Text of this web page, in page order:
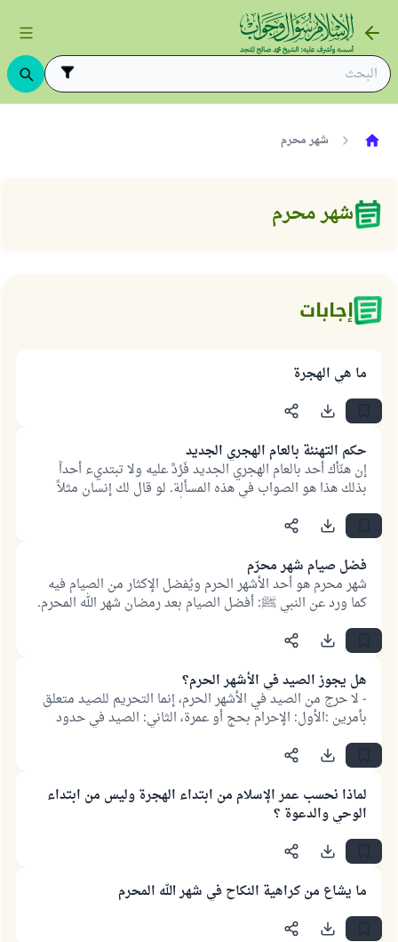
شهر محرم
شهر محرم
إجابات
ما هي الهجرة
حكم التهنئة بالعام الهجري الجديد
إن هنّأك أحد بالعام الهجري الجديد فَرُدَّ عليه ولا تبتديء أحداً
بذلك هذا هو الصواب في هذه المسألة. لو قال لك إنسان مثلاً
نهنئك بهذا العام الجديد قل: هنئك الله بخير وجعله عام خير
وبركة، لكن لا تبتدئ الناس أنت.
فضل صيام شهر محرّم
شهر محرم هو أحد الأشهر الحرم ويُفضل الإكثار من الصيام فيه
كما ورد عن النبي ﷺ: أفضل الصيام بعد رمضان شهر الله المحرم.
ويُحمل الحديث على الإكثار من الصيام في شهر محرم لا صومه
هل يجوز الصيد في الأشهر الحرم؟
- لا حرج من الصيد في الأشهر الحرم، إنما التحريم للصيد متعلق
بأمرين :الأول: الإحرام بحج أو عمرة، الثاني: الصيد في حدود
الحرم، والمقصود به مكة والمدينة.
- الأشهر الحرم هي رجب وذو القعدة وذو الحجة والمحرم.
لماذا نحسب عمر الإسلام من ابتداء الهجرة وليس من ابتداء
الوحي والدعوة ؟
ما يشاع من كراهية النكاح في شهر الله المحرم